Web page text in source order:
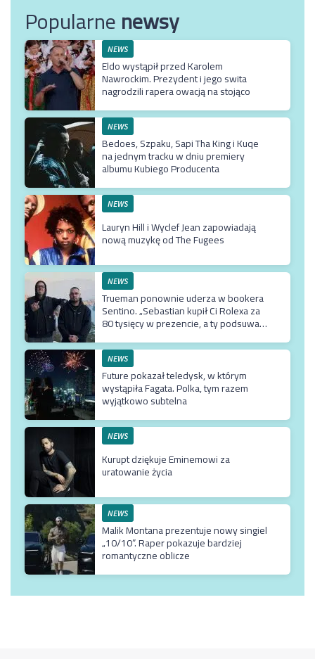
Popularnenewsy
NEWS
Eldo wystąpił przed Karolem
Nawrockim. Prezydent i jego swita
nagrodzili rapera owacją na stojąco
NEWS
Bedoes, Szpaku, Sapi Tha King i Kuqe
na jednym tracku w dniu premiery
albumu Kubiego Producenta
NEWS
Lauryn Hill i Wyclef Jean zapowiadają
nową muzykę od The Fugees
NEWS
Trueman ponownie uderza w bookera
Sentino. „Sebastian kupił Ci Rolexa za
80 tysięcy w prezencie, a ty podsuwasz
NEWS
Future pokazał teledysk, w którym
wystąpiła Fagata. Polka, tym razem
wyjątkowo subtelna
NEWS
Kurupt dziękuje Eminemowi za
uratowanie życia
NEWS
Malik Montana prezentuje nowy singiel
„10/10”. Raper pokazuje bardziej
romantyczne oblicze